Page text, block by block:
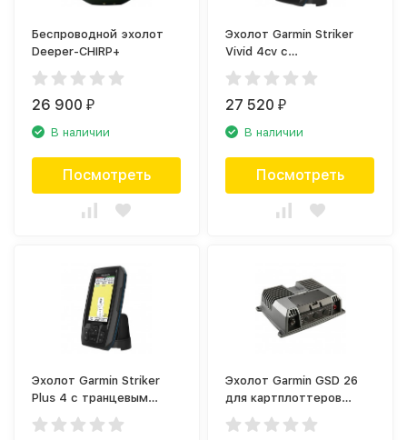
Беспроводной эхолот
Deeper-CHIRP+
26 900₽
В наличии
Посмотреть
Эхолот Garmin Striker
Vivid 4cv с
трансдьюсером GT20
(010-02550-01)
27 520₽
В наличии
Посмотреть
Эхолот Garmin Striker
Plus 4 с транцевым
трансдьюсером (010-
01870-01)
Эхолот Garmin GSD 26
для картплоттеров
(010-00958-00)